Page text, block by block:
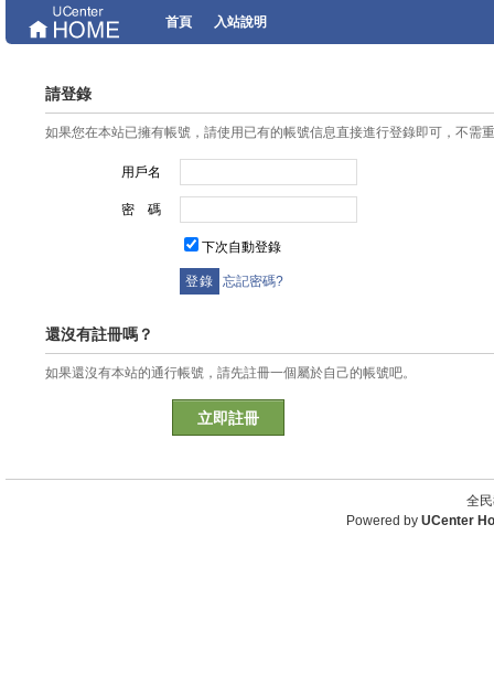
首頁 入站說明
請登錄
如果您在本站已擁有帳號，請使用已有的帳號信息直接進行登錄即可，不需
用戶名
密 碼
下次自動登錄
忘記密碼?
還沒有註冊嗎？
如果還沒有本站的通行帳號，請先註冊一個屬於自己的帳號吧。
立即註冊
全
Powered by UCenter